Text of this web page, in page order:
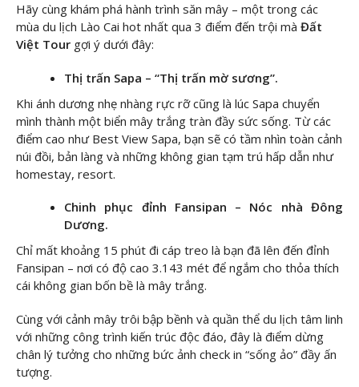
Hãy cùng khám phá hành trình săn mây – một trong các
mùa du lịch Lào Cai hot nhất qua 3 điểm đến trội mà Đất
Việt Tour gợi ý dưới đây:
Thị trấn Sapa – “Thị trấn mờ sương”.
Khi ánh dương nhẹ nhàng rực rỡ cũng là lúc Sapa chuyển
mình thành một biển mây trắng tràn đầy sức sống. Từ các
điểm cao như Best View Sapa, bạn sẽ có tầm nhìn toàn cảnh
núi đồi, bản làng và những không gian tạm trú hấp dẫn như
homestay, resort.
Chinh phục đỉnh Fansipan – Nóc nhà Đông
Dương.
Chỉ mất khoảng 15 phút đi cáp treo là bạn đã lên đến đỉnh
Fansipan – nơi có độ cao 3.143 mét để ngắm cho thỏa thích
cái không gian bốn bề là mây trắng.
Cùng với cảnh mây trôi bập bềnh và quần thể du lịch tâm linh
với những công trình kiến trúc độc đáo, đây là điểm dừng
chân lý tưởng cho những bức ảnh check in “sống ảo” đầy ấn
tượng.